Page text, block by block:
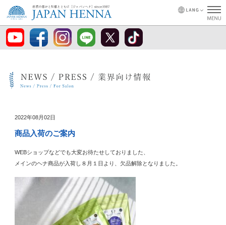
2022年08月02日
商品入荷のご案内
WEBショップなどでも大変お待たせしておりました、
メインのヘナ商品が入荷し８月１日より、欠品解除となりました。